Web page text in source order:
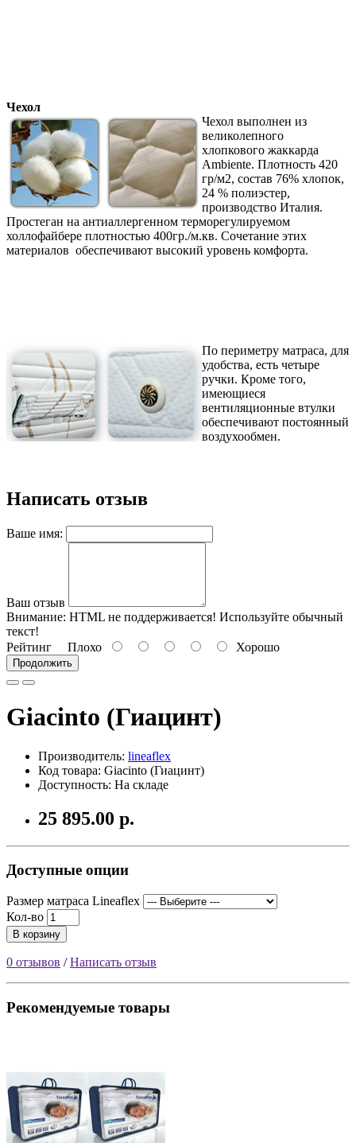
Чехол
Чехол выполнен из
великолепного
хлопкового жаккарда
Ambiente. Плотность 420
гр/м2, состав 76% хлопок,
24 % полиэстер,
производство Италия.
Простеган на антиаллергенном терморегулируемом
холлофайбере плотностью 400гр./м.кв. Сочетание этих
материалов обеспечивают высокий уровень комфорта.
По периметру матраса, для
удобства, есть четыре
ручки. Кроме того,
имеющиеся
вентиляционные втулки
обеспечивают постоянный
воздухообмен.
Написать отзыв
Ваше имя:
Ваш отзыв
Внимание: HTML не поддерживается! Используйте обычный
текст!
Рейтинг Плохо Хорошо
Продолжить
Giacinto (Гиацинт)
Производитель: lineaflex
Код товара: Giacinto (Гиацинт)
Доступность: На складе
25 895.00 р.
Доступные опции
Размер матраса Lineaflex
Кол-во
В корзину
0 отзывов /Написать отзыв
Рекомендуемые товары